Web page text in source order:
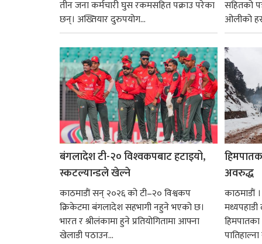
तीन जना कर्मचारी घुस रकमसहित पक्राउ परेका
छन्। अख्तियार दुरुपयोग...
सहितको
ओलीको
बंगलादेश टी-२० विश्‍वकपबाट हटाइयो,
स्कटल्यान्डले खेल्ने
काठमाडाैं सन् २०२६ को टी–२० विश्वकप
क्रिकेटमा बंगलादेश सहभागी नहुने भएको छ।
भारत र श्रीलंकामा हुने प्रतियोगितामा आफ्ना
खेलाडी पठाउन...
अवरुद्ध
काठमाडाैं